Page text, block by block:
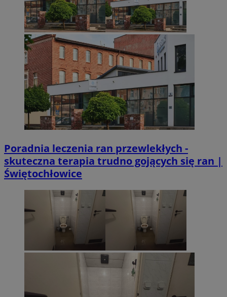
Poradnia leczenia ran przewlekłych -
skuteczna terapia trudno gojących się ran |
Świętochłowice